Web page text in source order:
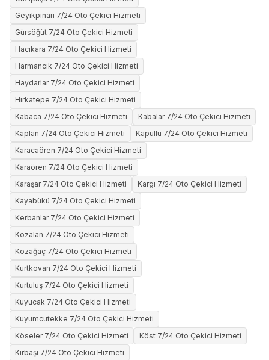
Geyikpınarı 7/24 Oto Çekici Hizmeti
Gürsöğüt 7/24 Oto Çekici Hizmeti
Hacıkara 7/24 Oto Çekici Hizmeti
Harmancık 7/24 Oto Çekici Hizmeti
Haydarlar 7/24 Oto Çekici Hizmeti
Hırkatepe 7/24 Oto Çekici Hizmeti
Kabaca 7/24 Oto Çekici Hizmeti
Kabalar 7/24 Oto Çekici Hizmeti
Kaplan 7/24 Oto Çekici Hizmeti
Kapullu 7/24 Oto Çekici Hizmeti
Karacaören 7/24 Oto Çekici Hizmeti
Karaören 7/24 Oto Çekici Hizmeti
Karaşar 7/24 Oto Çekici Hizmeti
Kargı 7/24 Oto Çekici Hizmeti
Kayabükü 7/24 Oto Çekici Hizmeti
Kerbanlar 7/24 Oto Çekici Hizmeti
Kozalan 7/24 Oto Çekici Hizmeti
Kozağaç 7/24 Oto Çekici Hizmeti
Kurtkovan 7/24 Oto Çekici Hizmeti
Kurtuluş 7/24 Oto Çekici Hizmeti
Kuyucak 7/24 Oto Çekici Hizmeti
Kuyumcutekke 7/24 Oto Çekici Hizmeti
Köseler 7/24 Oto Çekici Hizmeti
Köst 7/24 Oto Çekici Hizmeti
Kırbaşı 7/24 Oto Çekici Hizmeti